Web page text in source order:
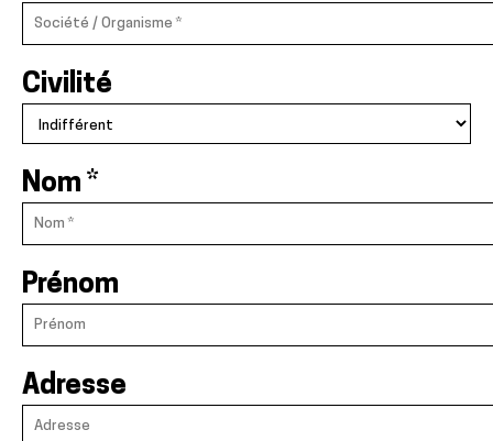
Civilité
Nom *
Prénom
Adresse